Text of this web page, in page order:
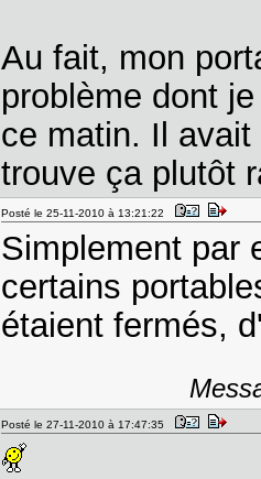
Au fait, mon
problème dont
ce matin. Il
trouve ça plutôt
Posté le 25-11-2010 à 13:21:22
Simplement par
certains
étaient fermés,
Posté le 27-11-2010 à 17:47:35